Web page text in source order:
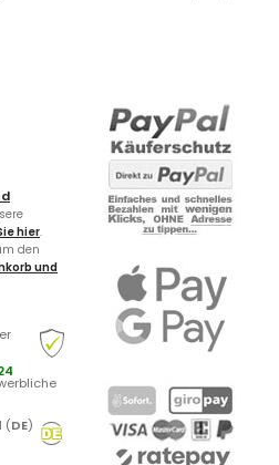
hier.
den
und
(DE)